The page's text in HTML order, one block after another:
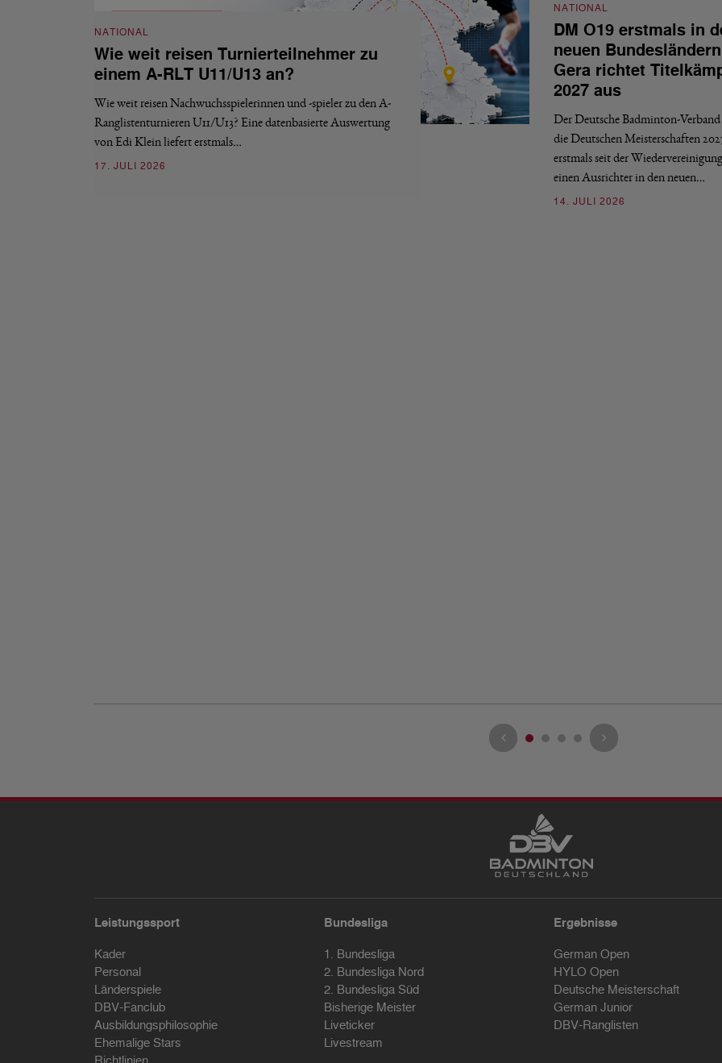
NATIONAL
Wie weit reisen Turnierteilnehmer zu
einem A-RLT U11/U13 an?
Wie weit reisen Nachwuchsspielerinnen und -spieler zu den A-
Ranglistenturnieren U11/U13? Eine datenbasierte Auswertung
von Edi Klein liefert erstmals…
17. JULI 2026
NATIONAL
DM O19 erstmals in
neuen
Gera richtet
2027 aus
Der Deutsche Badminton-
die Deutschen Meisterschaften
erstmals seit der
einen Ausrichter in den neuen…
14. JULI 2026
Leistungssport
Kader
Personal
Länderspiele
DBV-Fanclub
Ausbildungsphilosophie
Ehemalige Stars
Bundesliga
1. Bundesliga
2. Bundesliga Nord
2. Bundesliga Süd
Bisherige Meister
Liveticker
Livestream
Ergebnisse
German Open
HYLO Open
Deutsche Meisterschaft
German Junior
DBV-Ranglisten